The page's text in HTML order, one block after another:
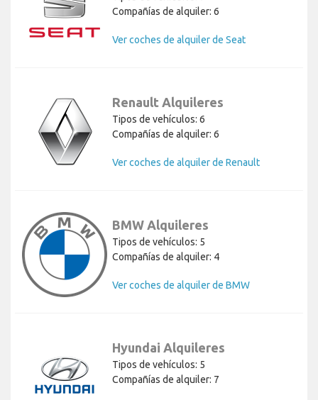
Compañías de alquiler: 6
Ver coches de alquiler de Seat
Renault Alquileres
Tipos de vehículos: 6
Compañías de alquiler: 6
Ver coches de alquiler de Renault
BMW Alquileres
Tipos de vehículos: 5
Compañías de alquiler: 4
Ver coches de alquiler de BMW
Hyundai Alquileres
Tipos de vehículos: 5
Compañías de alquiler: 7